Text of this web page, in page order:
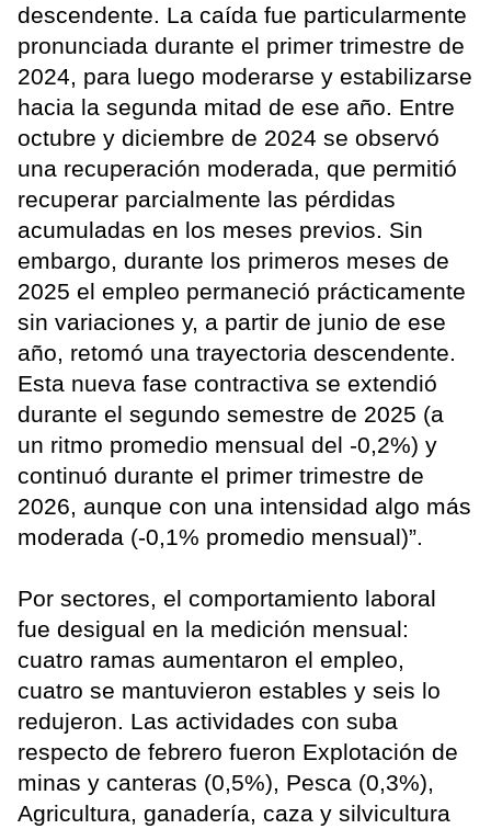
descendente. La caída fue particularmente
pronunciada durante el primer trimestre de
2024, para luego moderarse y estabilizarse
hacia la segunda mitad de ese año. Entre
octubre y diciembre de 2024 se observó
una recuperación moderada, que permitió
recuperar parcialmente las pérdidas
acumuladas en los meses previos. Sin
embargo, durante los primeros meses de
2025 el empleo permaneció prácticamente
sin variaciones y, a partir de junio de ese
año, retomó una trayectoria descendente.
Esta nueva fase contractiva se extendió
durante el segundo semestre de 2025 (a
un ritmo promedio mensual del -0,2%) y
continuó durante el primer trimestre de
2026, aunque con una intensidad algo más
moderada (-0,1% promedio mensual)”.
Por sectores, el comportamiento laboral
fue desigual en la medición mensual:
cuatro ramas aumentaron el empleo,
cuatro se mantuvieron estables y seis lo
redujeron. Las actividades con suba
respecto de febrero fueron Explotación de
minas y canteras (0,5%), Pesca (0,3%),
Agricultura, ganadería, caza y silvicultura